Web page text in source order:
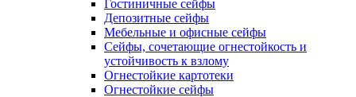
Гостиничные сейфы
Депозитные сейфы
Мебельные и офисные сейфы
Сейфы, сочетающие огнестойкость и
устойчивость к взлому
Огнестойкие картотеки
Огнестойкие сейфы